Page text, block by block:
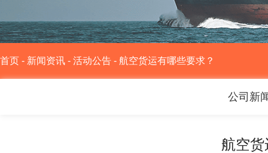
首页 - 新闻资讯 - 活动公告 - 航空货运有哪些要求？
公司新
航空